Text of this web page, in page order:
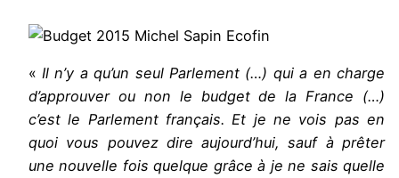
« Il n’y a qu’un seul Parlement (…) qui a en charge
d’approuver ou non le budget de la France (…)
c’est le Parlement français. Et je ne vois pas en
quoi vous pouvez dire aujourd’hui, sauf à prêter
une nouvelle fois quelque grâce à je ne sais quelle